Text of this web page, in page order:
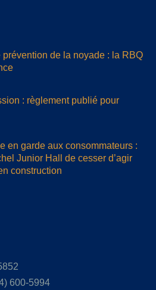
de la noyade : la RBQ
: règlement publié pour
en garde aux consommateurs :
Junior Hall de cesser d’agir
construction
600-5994